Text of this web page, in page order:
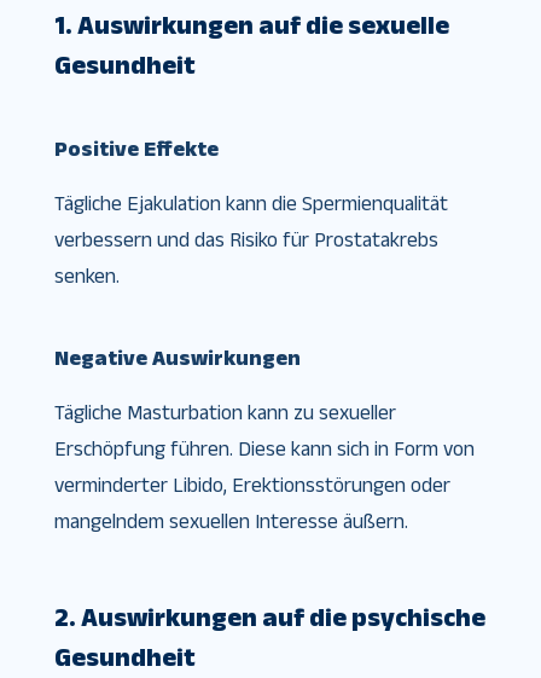
1. Auswirkungen auf die sexuelle
Gesundheit
Positive Effekte
Tägliche Ejakulation kann die Spermienqualität
verbessern und das Risiko für Prostatakrebs
senken.
Negative Auswirkungen
Tägliche Masturbation kann zu sexueller
Erschöpfung führen. Diese kann sich in Form von
verminderter Libido, Erektionsstörungen oder
mangelndem sexuellen Interesse äußern.
2. Auswirkungen auf die psychische
Gesundheit